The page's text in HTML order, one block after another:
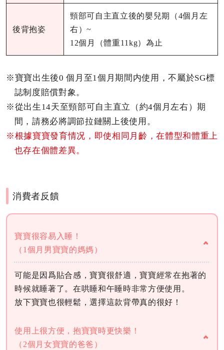
後背抱姿
頸部可自主直立後的嬰兒期（4個月左
右）~
12個月（體重11kg）為止
※寶寶出生後0 個月至1個月期間内使用，不屬於SG標
誌制度賠償對象。
※從出生14天至頸部可自主直立（約4個月左右）期
間，請務必將調節拉鏈關上後使用。
※根據寶寶發育情况，即使相同月齡，在體型和體重上
也存在個體差異。
消費者反饋
寶寶很容易入睡！
（1個月男寶寶的媽媽）
可能是因爲貼合感，寶寶很舒適，寶寶經常在抱著的
時候就睡著了。在哄睡和午睡時非常方便使用。
放下寶寶也很輕鬆，選擇這款背帶真的很好！
使用上很方便，抱寶寶時更快樂！
（2個月女寶寶的爸爸）